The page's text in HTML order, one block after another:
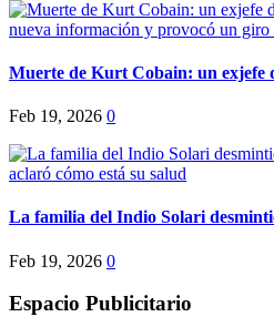
Muerte de Kurt Cobain: un exjefe
Feb 19, 2026 0
La familia del Indio Solari
Feb 19, 2026 0
Espacio Publicitario